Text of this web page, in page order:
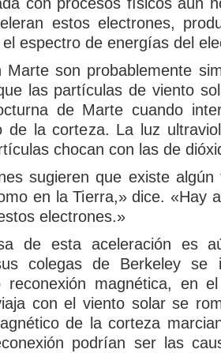
estos electrones,
espectro de energías del
Marte son probablemente
las partículas de viento
de Marte cuando
de la corteza. La luz
chocan con las de
sugieren que existe
en la Tierra,» dice. «Hay
electrones.»
de esta aceleración es
colegas de Berkeley se
reconexión magnética, en
con el viento solar se
de la corteza
podrían ser las